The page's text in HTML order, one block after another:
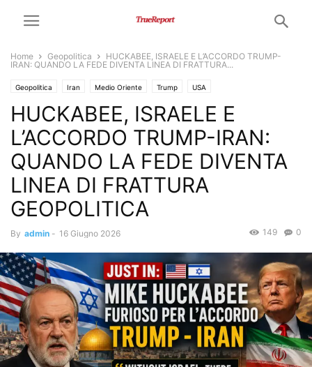
Home Geopolitica
HUCKABEE, ISRAELE E L’ACCORDO TRUMP-
IRAN: QUANDO LA FEDE DIVENTA LINEA DI FRATTURA...
Geopolitica Iran Medio Oriente Trump USA
HUCKABEE, ISRAELE E
L’ACCORDO TRUMP-IRAN:
QUANDO LA FEDE DIVENTA
LINEA DI FRATTURA
GEOPOLITICA
By admin - 16 Giugno 2026 0
149